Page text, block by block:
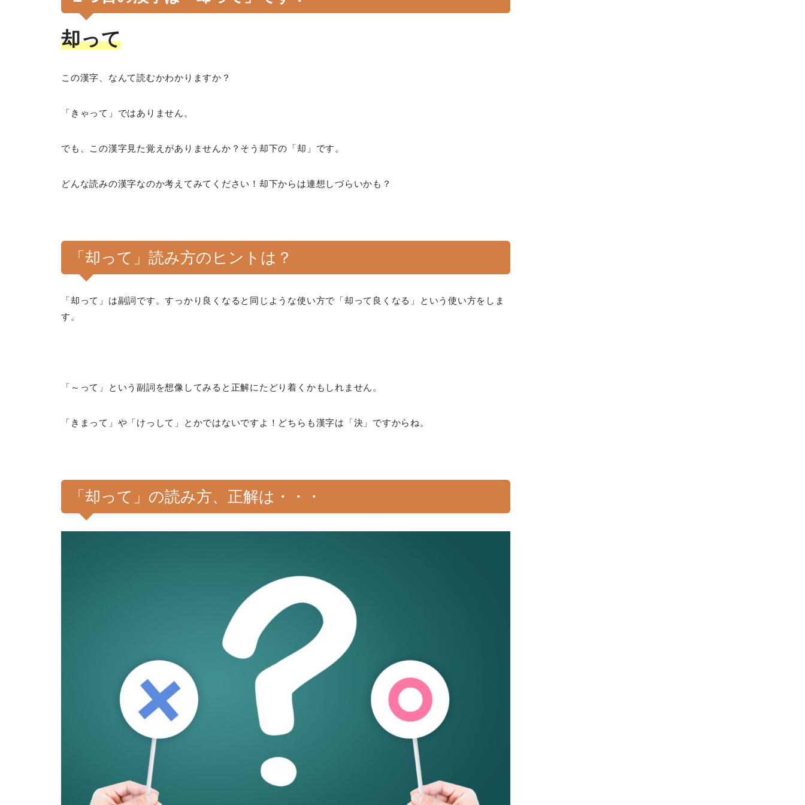
却って
この漢字、なんて読むかわかりますか？
「きゃって」ではありません。
でも、この漢字見た覚えがありませんか？そう却下の「却」です。
どんな読みの漢字なのか考えてみてください！却下からは連想しづらいかも？
「却って」読み方のヒントは？
「却って」は副詞です。すっかり良くなると同じような使い方で「却って良くなる」という使い方をしま
す。
「～って」という副詞を想像してみると正解にたどり着くかもしれません。
「きまって」や「けっして」とかではないですよ！どちらも漢字は「決」ですからね。
「却って」の読み方、正解は・・・